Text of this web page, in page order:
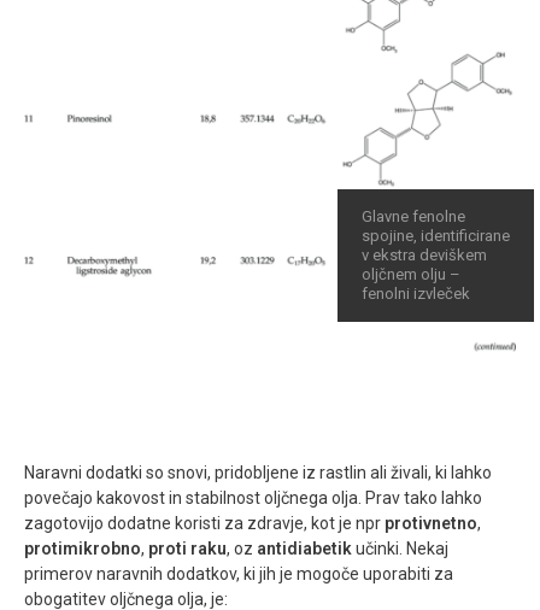
Glavne fenolne
spojine, identificirane
v ekstra deviškem
oljčnem olju –
fenolni izvleček
Naravni dodatki so snovi, pridobljene iz rastlin ali živali, ki lahko
povečajo kakovost in stabilnost oljčnega olja. Prav tako lahko
zagotovijo dodatne koristi za zdravje, kot je npr protivnetno,
protimikrobno, proti raku, oz antidiabetik učinki. Nekaj
primerov naravnih dodatkov, ki jih je mogoče uporabiti za
obogatitev oljčnega olja, je: